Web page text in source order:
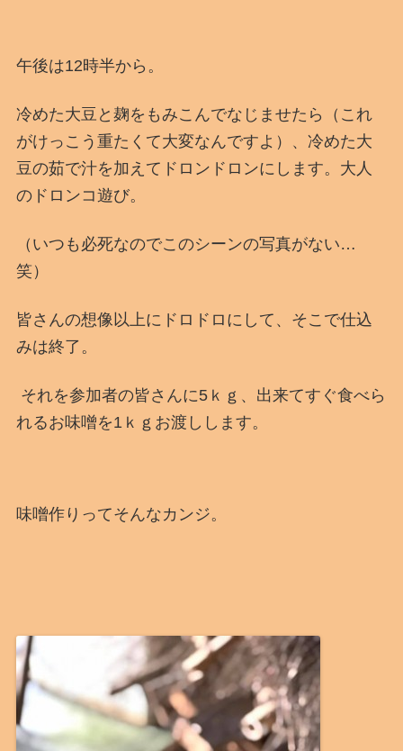
午後は12時半から。
冷めた大豆と麹をもみこんでなじませたら（これ
がけっこう重たくて大変なんですよ）、冷めた大
豆の茹で汁を加えてドロンドロンにします。大人
のドロンコ遊び。
（いつも必死なのでこのシーンの写真がない…
笑）
皆さんの想像以上にドロドロにして、そこで仕込
みは終了。
それを参加者の皆さんに5ｋｇ、出来てすぐ食べら
れるお味噌を1ｋｇお渡しします。
味噌作りってそんなカンジ。